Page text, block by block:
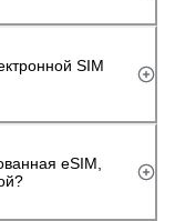
SIM
eSIM,